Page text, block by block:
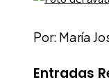
Por: María
Entradas